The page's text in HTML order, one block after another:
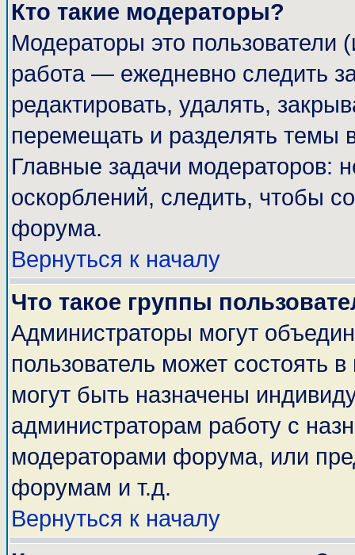
Кто такие модераторы?
Модераторы это пользователи
работа — ежедневно следить
редактировать, удалять,
перемещать и разделять темы
Главные задачи модераторов:
оскорблений, следить, чтобы
форума.
Вернуться к началу
Что такое группы
Администраторы могут
пользователь может состоять
могут быть назначены
администраторам работу с
модераторами форума, или
форумам и т.д.
Вернуться к началу